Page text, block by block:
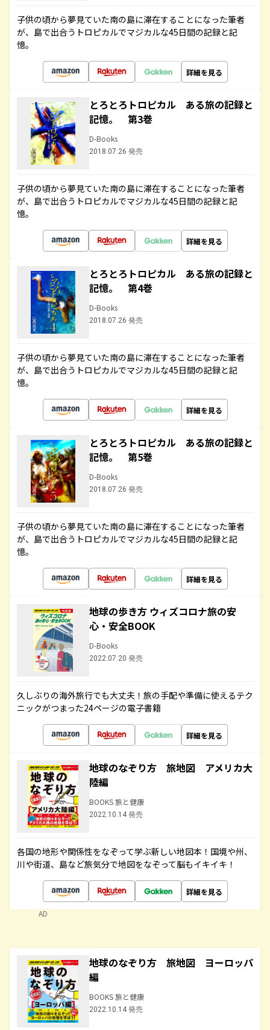
子供の頃から夢見ていた南の島に滞在することになった筆者
が、島で出合うトロピカルでマジカルな45日間の記録と記
憶。
詳細を見る
とろとろトロピカル ある旅の記録と
記憶。 第3巻
D-Books
2018.07.26 発売
子供の頃から夢見ていた南の島に滞在することになった筆者
が、島で出合うトロピカルでマジカルな45日間の記録と記
憶。
詳細を見る
とろとろトロピカル ある旅の記録と
記憶。 第4巻
D-Books
2018.07.26 発売
子供の頃から夢見ていた南の島に滞在することになった筆者
が、島で出合うトロピカルでマジカルな45日間の記録と記
憶。
詳細を見る
とろとろトロピカル ある旅の記録と
記憶。 第5巻
D-Books
2018.07.26 発売
子供の頃から夢見ていた南の島に滞在することになった筆者
が、島で出合うトロピカルでマジカルな45日間の記録と記
憶。
詳細を見る
地球の歩き方 ウィズコロナ旅の安
心・安全BOOK
D-Books
2022.07.20 発売
久しぶりの海外旅行でも大丈夫！旅の手配や準備に使えるテク
ニックがつまった24ページの電子書籍
詳細を見る
地球のなぞり方 旅地図 アメリカ大
陸編
BOOKS 旅と健康
2022.10.14 発売
各国の地形や関係性をなぞって学ぶ新しい地図本！国境や州、
川や街道、島など旅気分で地図をなぞって脳もイキイキ！
詳細を見る
AD
地球のなぞり方 旅地図 ヨーロッパ
編
BOOKS 旅と健康
2022.10.14 発売